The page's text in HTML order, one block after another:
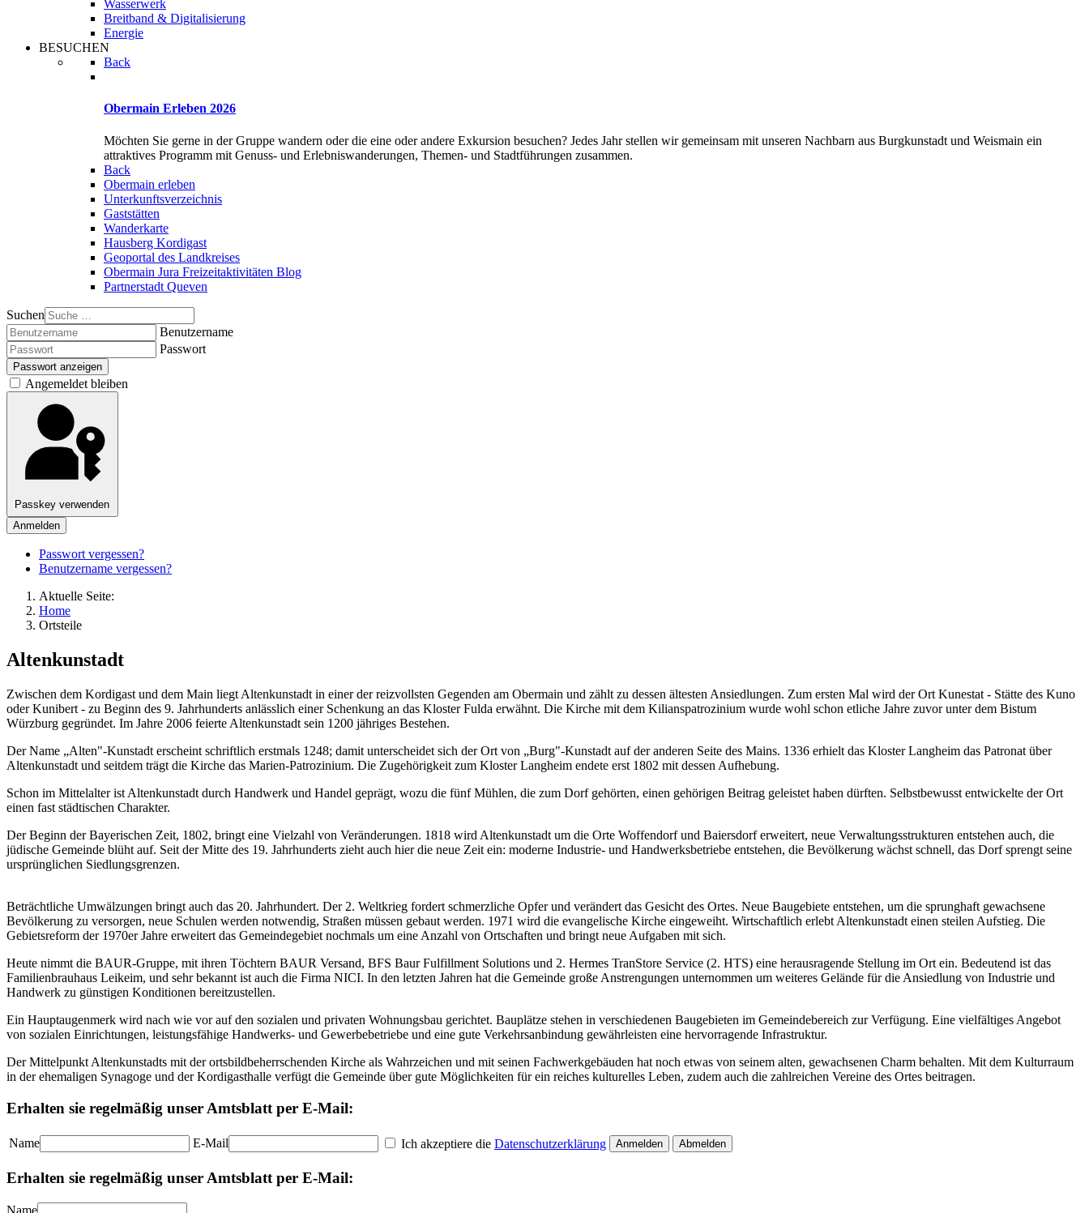
Wasserwerk
Breitband & Digitalisierung
Energie
BESUCHEN
Back
Obermain Erleben 2026
Möchten Sie gerne in der Gruppe wandern oder die eine oder andere Exkursion besuchen? Jedes Jahr stellen wir gemeinsam mit unseren Nachbarn aus Burgkunstadt und Weismain ein
attraktives Programm mit Genuss- und Erlebniswanderungen, Themen- und Stadtführungen zusammen.
Back
Obermain erleben
Unterkunftsverzeichnis
Gaststätten
Wanderkarte
Hausberg Kordigast
Geoportal des Landkreises
Obermain Jura Freizeitaktivitäten Blog
Partnerstadt Queven
Suchen
Benutzername
Passwort
Passwort anzeigen
Angemeldet bleiben
Passkey verwenden
Anmelden
Passwort vergessen?
Benutzername vergessen?
Aktuelle Seite:
Home
Ortsteile
Altenkunstadt
Zwischen dem Kordigast und dem Main liegt Altenkunstadt in einer der reizvollsten Gegenden am Obermain und zählt zu dessen ältesten Ansiedlungen. Zum ersten Mal wird der Ort Kunestat - Stätte des Kuno
oder Kunibert - zu Beginn des 9. Jahrhunderts anlässlich einer Schenkung an das Kloster Fulda erwähnt. Die Kirche mit dem Kilianspatrozinium wurde wohl schon etliche Jahre zuvor unter dem Bistum
Würzburg gegründet. Im Jahre 2006 feierte Altenkunstadt sein 1200 jähriges Bestehen.
Der Name „Alten"-Kunstadt erscheint schriftlich erstmals 1248; damit unterscheidet sich der Ort von „Burg"-Kunstadt auf der anderen Seite des Mains. 1336 erhielt das Kloster Langheim das Patronat über
Altenkunstadt und seitdem trägt die Kirche das Marien-Patrozinium. Die Zugehörigkeit zum Kloster Langheim endete erst 1802 mit dessen Aufhebung.
Schon im Mittelalter ist Altenkunstadt durch Handwerk und Handel geprägt, wozu die fünf Mühlen, die zum Dorf gehörten, einen gehörigen Beitrag geleistet haben dürften. Selbstbewusst entwickelte der Ort
einen fast städtischen Charakter.
Der Beginn der Bayerischen Zeit, 1802, bringt eine Vielzahl von Veränderungen. 1818 wird Altenkunstadt um die Orte Woffendorf und Baiersdorf erweitert, neue Verwaltungsstrukturen entstehen auch, die
jüdische Gemeinde blüht auf. Seit der Mitte des 19. Jahrhunderts zieht auch hier die neue Zeit ein: moderne Industrie- und Handwerksbetriebe entstehen, die Bevölkerung wächst schnell, das Dorf sprengt seine
ursprünglichen Siedlungsgrenzen.
Beträchtliche Umwälzungen bringt auch das 20. Jahrhundert. Der 2. Weltkrieg fordert schmerzliche Opfer und verändert das Gesicht des Ortes. Neue Baugebiete entstehen, um die sprunghaft gewachsene
Bevölkerung zu versorgen, neue Schulen werden notwendig, Straßen müssen gebaut werden. 1971 wird die evangelische Kirche eingeweiht. Wirtschaftlich erlebt Altenkunstadt einen steilen Aufstieg. Die
Gebietsreform der 1970er Jahre erweitert das Gemeindegebiet nochmals um eine Anzahl von Ortschaften und bringt neue Aufgaben mit sich.
Heute nimmt die BAUR-Gruppe, mit ihren Töchtern BAUR Versand, BFS Baur Fulfillment Solutions und 2. Hermes TranStore Service (2. HTS) eine herausragende Stellung im Ort ein. Bedeutend ist das
Familienbrauhaus Leikeim, und sehr bekannt ist auch die Firma NICI. In den letzten Jahren hat die Gemeinde große Anstrengungen unternommen um weiteres Gelände für die Ansiedlung von Industrie und
Handwerk zu günstigen Konditionen bereitzustellen.
Ein Hauptaugenmerk wird nach wie vor auf den sozialen und privaten Wohnungsbau gerichtet. Bauplätze stehen in verschiedenen Baugebieten im Gemeindebereich zur Verfügung. Eine vielfältiges Angebot
von sozialen Einrichtungen, leistungsfähige Handwerks- und Gewerbebetriebe und eine gute Verkehrsanbindung gewährleisten eine hervorragende Infrastruktur.
Der Mittelpunkt Altenkunstadts mit der ortsbildbeherrschenden Kirche als Wahrzeichen und mit seinen Fachwerkgebäuden hat noch etwas von seinem alten, gewachsenen Charm behalten. Mit dem Kulturraum
in der ehemaligen Synagoge und der Kordigasthalle verfügt die Gemeinde über gute Möglichkeiten für ein reiches kulturelles Leben, zudem auch die zahlreichen Vereine des Ortes beitragen.
Erhalten sie regelmäßig unser Amtsblatt per E-Mail:
Name E-Mail Ich akzeptiere die Datenschutzerklärung Anmelden Abmelden
Erhalten sie regelmäßig unser Amtsblatt per E-Mail:
Name